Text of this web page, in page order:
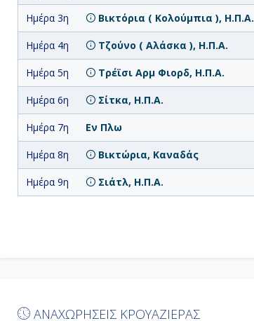
Ημέρα 3η Βικτόρια ( Κολούμπια ), Η.Π.Α.
Ημέρα 4η Τζούνο ( Αλάσκα ), Η.Π.Α.
Ημέρα 5η Τρέϊσι Αρμ Φιορδ, Η.Π.Α.
Ημέρα 6η Σίτκα, Η.Π.Α.
Ημέρα 7η Εν Πλω
Ημέρα 8η Βικτώρια, Καναδάς
Ημέρα 9η Σιάτλ, Η.Π.Α.
ΑΝΑΧΩΡΗΣΕΙΣ ΚΡΟΥΑΖΙΕΡΑΣ